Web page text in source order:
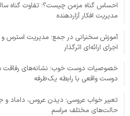
احساس گناه مزمن چیست؟؛ تفاوت گناه
مدیریت افکار آزاردهنده
آموزش سخنرانی در جمع؛ مدیریت استرس
اجرای ارائه‌ای اثرگذار
خصوصیات دوست خوب؛ نشانه‌های رفاقت
دوست واقعی با رابطه یک‌طرفه
تعبیر خواب عروسی؛ دیدن عروس، داماد و
حالت‌های مختلف مراسم